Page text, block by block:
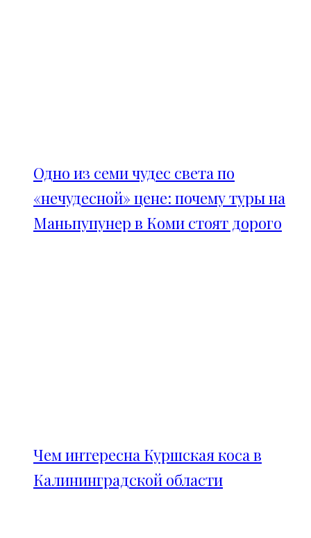
Одно из семи чудес света по
«нечудесной» цене: почему туры на
Маньпупунер в Коми стоят дорого
Чем интересна Куршская коса в
Калининградской области